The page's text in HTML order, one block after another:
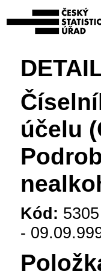
účelu
Kód: 5305
-